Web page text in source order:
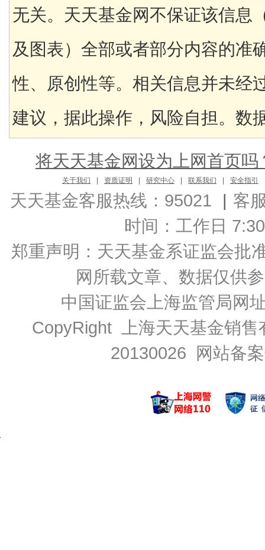
无关。天天基金网不保证该信息
及图表）全部或者部分内容的准
性、原创性等。相关信息并未经
建议，据此操作，风险自担。数
将天天基金网设为上网首页吗
关于我们 资质证明 研究中心 联系我们 安全指引
天天基金客服热线：95021 | 客
时间：工作日
郑重声明： 天天基金系证监会批
网所载文章、数据仅供
中国证监会上海监管局网
CopyRight 上海天天基金销
20130026 网站备